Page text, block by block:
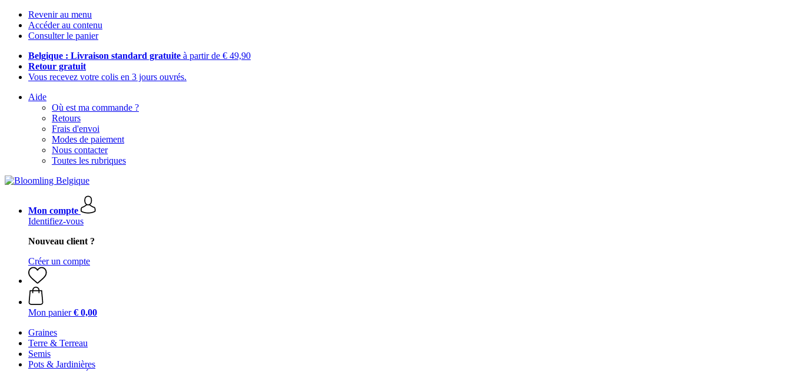
Revenir au menu
Accéder au contenu
Consulter le panier
Belgique : Livraison standard gratuite à partir de € 49,90
Retour gratuit
Vous recevez votre colis en 3 jours ouvrés.
Aide
Où est ma commande ?
Retours
Frais d'envoi
Modes de paiement
Nous contacter
Toutes les rubriques
Mon compte
Identifiez-vous
Nouveau client ?
Créer un compte
Mon panier € 0,00
Graines
Terre & Terreau
Semis
Pots & Jardinières